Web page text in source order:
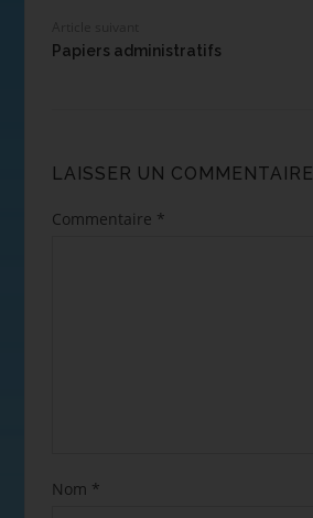
Papiers administratifs
LAISSER UN COMMENTAIRE
Commentaire *
Nom *